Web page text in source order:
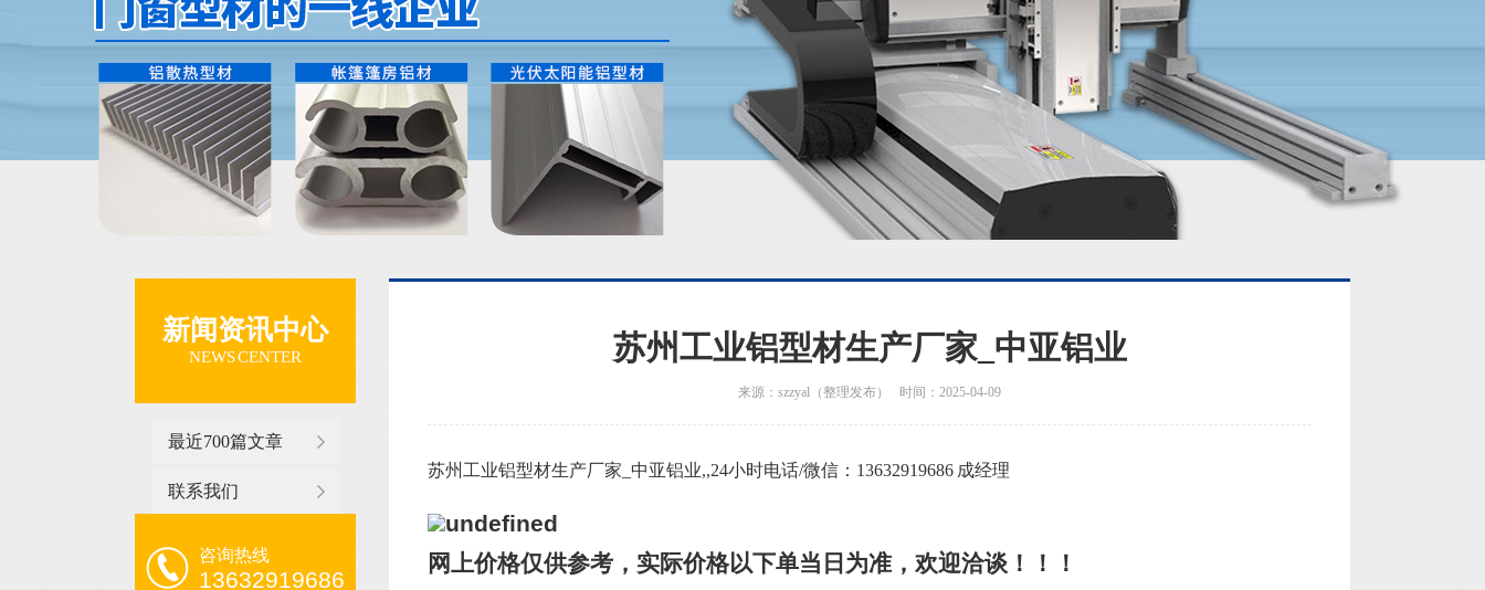
新闻资讯中心
NEWS CENTER
最近700篇文章
联系我们
咨询热线
13632919686
苏州工业铝型材生产厂家_中亚铝业
来源：szzyal（整理发布） 时间：2025-04-09
苏州工业铝型材生产厂家_中亚铝业,,24小时电话/微信：13632919686 成经理
网上价格仅供参考，实际价格以下单当日为准，欢迎洽谈！！！